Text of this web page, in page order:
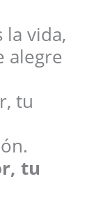
la vida,
alegre
tu
tu